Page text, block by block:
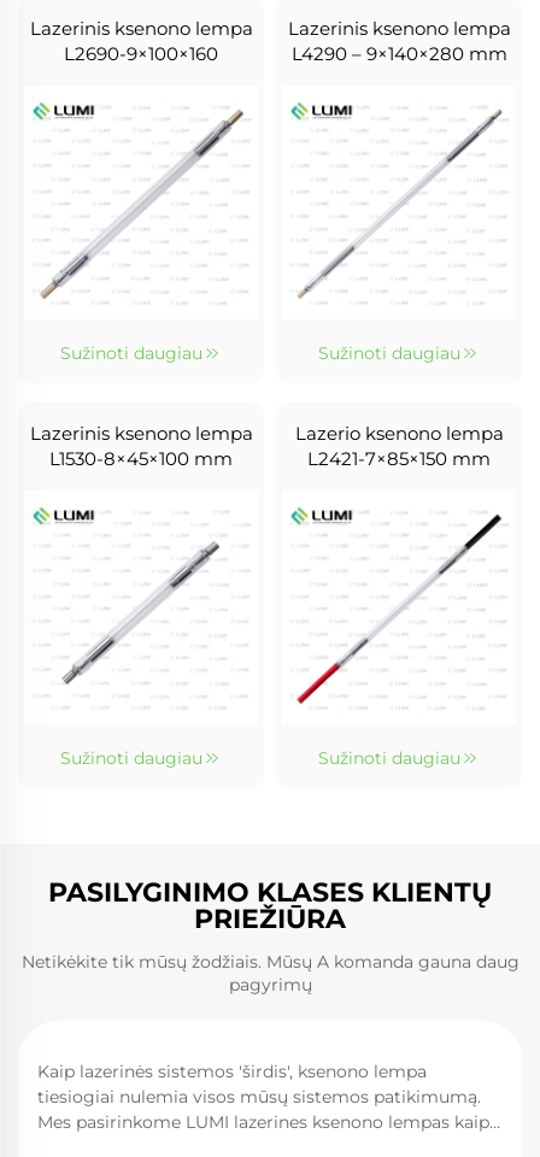
Lazerinis ksenono lempa
L2690-9×100×160
Sužinoti daugiau
Lazerinis ksenono lempa
L4290 – 9×140×280 mm
Sužinoti daugiau
Lazerinis ksenono lempa
L1530-8×45×100 mm
Sužinoti daugiau
Lazerio ksenono lempa
L2421-7×85×150 mm
Sužinoti daugiau
PASILYGINIMO KLASES KLIENTŲ
PRIEŽIŪRA
Netikėkite tik mūsų žodžiais. Mūsų A komanda gauna daug
pagyrimų
Kaip lazerinės sistemos 'širdis', ksenono lempa
tiesiogiai nulemia visos mūsų sistemos patikimumą.
Mes pasirinkome LUMI lazerines ksenono lempas kaip